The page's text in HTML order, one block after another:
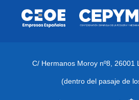
C/ Hermanos Moroy nº8, 26001
(dentro del pasaje de